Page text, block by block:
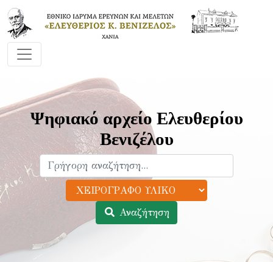
Ψηφιακό αρχείο Ελευθερίου
Βενιζέλου
Αναζήτηση